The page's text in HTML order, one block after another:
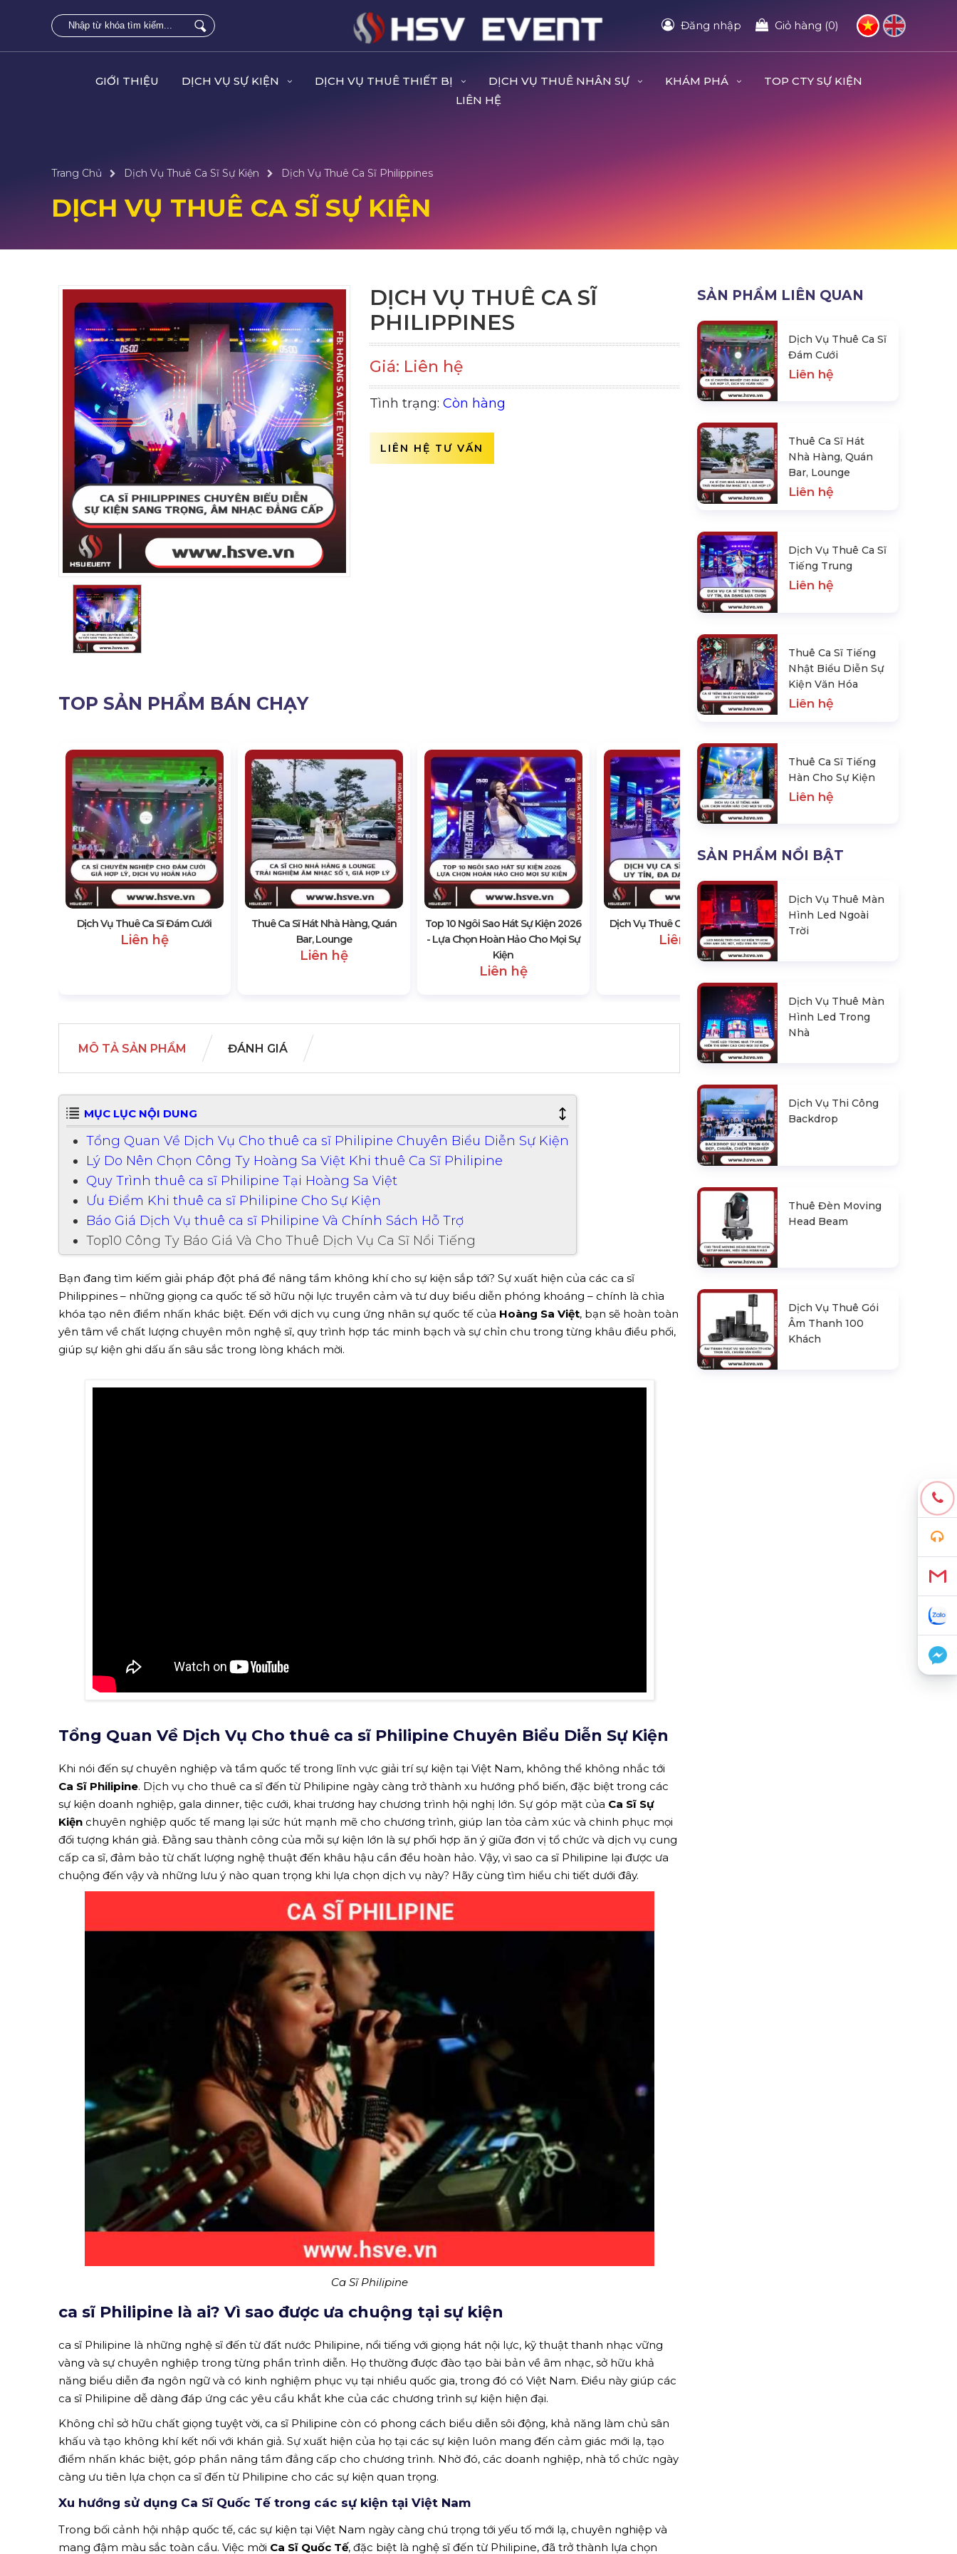
Đăng nhập Giỏ hàng (0)
GIỚI THIỆU DỊCH VỤ SỰ KIỆN DỊCH VỤ THUÊ THIẾT BỊ DỊCH VỤ THUÊ NHÂN SỰ KHÁM PHÁ
TOP CTY SỰ KIỆN
LIÊN HỆ
Trang Chủ Dịch Vụ Thuê Ca Sĩ Sự Kiện Dịch Vụ Thuê Ca Sĩ Philippines
DỊCH VỤ THUÊ CA SĨ SỰ KIỆN
DỊCH VỤ THUÊ CA SĨ
PHILIPPINES
Giá: Liên hệ
Tình trạng: Còn hàng
LIÊN HỆ TƯ VẤN
TOP SẢN PHẨM BÁN CHẠY
Dịch Vụ Thuê Ca Sĩ Đám Cưới
Liên hệ
Thuê Ca Sĩ Hát Nhà Hàng, Quán
Bar, Lounge
Liên hệ
Top 10 Ngôi Sao Hát Sự Kiện 2026
- Lựa Chọn Hoàn Hảo Cho Mọi Sự
Kiện
Liên hệ
Dịch Vụ Thuê Ca Sĩ Tiếng Trung
Liên hệ
Liên hệ
MÔ TẢ SẢN PHẨM ĐÁNH GIÁ
MỤC LỤC NỘI DUNG
Tổng Quan Về Dịch Vụ Cho thuê ca sĩ Philipine Chuyên Biểu Diễn Sự Kiện
Lý Do Nên Chọn Công Ty Hoàng Sa Việt Khi thuê Ca Sĩ Philipine
Quy Trình thuê ca sĩ Philipine Tại Hoàng Sa Việt
Ưu Điểm Khi thuê ca sĩ Philipine Cho Sự Kiện
Báo Giá Dịch Vụ thuê ca sĩ Philipine Và Chính Sách Hỗ Trợ
Top10 Công Ty Báo Giá Và Cho Thuê Dịch Vụ Ca Sĩ Nổi Tiếng
Bạn đang tìm kiếm giải pháp đột phá để nâng tầm không khí cho sự kiện sắp tới? Sự xuất hiện của các ca sĩ
Philippines – những giọng ca quốc tế sở hữu nội lực truyền cảm và tư duy biểu diễn phóng khoáng – chính là chìa
khóa tạo nên điểm nhấn khác biệt. Đến với dịch vụ cung ứng nhân sự quốc tế của Hoàng Sa Việt, bạn sẽ hoàn toàn
yên tâm về chất lượng chuyên môn nghệ sĩ, quy trình hợp tác minh bạch và sự chỉn chu trong từng khâu điều phối,
giúp sự kiện ghi dấu ấn sâu sắc trong lòng khách mời.
Tổng Quan Về Dịch Vụ Cho thuê ca sĩ Philipine Chuyên Biểu Diễn Sự Kiện
Khi nói đến sự chuyên nghiệp và tầm quốc tế trong lĩnh vực giải trí sự kiện tại Việt Nam, không thể không nhắc tới
Ca Sĩ Philipine. Dịch vụ cho thuê ca sĩ đến từ Philipine ngày càng trở thành xu hướng phổ biến, đặc biệt trong các
sự kiện doanh nghiệp, gala dinner, tiệc cưới, khai trương hay chương trình hội nghị lớn. Sự góp mặt của Ca Sĩ Sự
Kiện chuyên nghiệp quốc tế mang lại sức hút mạnh mẽ cho chương trình, giúp lan tỏa cảm xúc và chinh phục mọi
đối tượng khán giả. Đằng sau thành công của mỗi sự kiện lớn là sự phối hợp ăn ý giữa đơn vị tổ chức và dịch vụ cung
cấp ca sĩ, đảm bảo từ chất lượng nghệ thuật đến khâu hậu cần đều hoàn hảo. Vậy, vì sao ca sĩ Philipine lại được ưa
chuộng đến vậy và những lưu ý nào quan trọng khi lựa chọn dịch vụ này? Hãy cùng tìm hiểu chi tiết dưới đây.
Ca Sĩ Philipine
ca sĩ Philipine là ai? Vì sao được ưa chuộng tại sự kiện
ca sĩ Philipine là những nghệ sĩ đến từ đất nước Philipine, nổi tiếng với giọng hát nội lực, kỹ thuật thanh nhạc vững
vàng và sự chuyên nghiệp trong từng phần trình diễn. Họ thường được đào tạo bài bản về âm nhạc, sở hữu khả
năng biểu diễn đa ngôn ngữ và có kinh nghiệm phục vụ tại nhiều quốc gia, trong đó có Việt Nam. Điều này giúp các
ca sĩ Philipine dễ dàng đáp ứng các yêu cầu khắt khe của các chương trình sự kiện hiện đại.
Không chỉ sở hữu chất giọng tuyệt vời, ca sĩ Philipine còn có phong cách biểu diễn sôi động, khả năng làm chủ sân
khấu và tạo không khí kết nối với khán giả. Sự xuất hiện của họ tại các sự kiện luôn mang đến cảm giác mới lạ, tạo
điểm nhấn khác biệt, góp phần nâng tầm đẳng cấp cho chương trình. Nhờ đó, các doanh nghiệp, nhà tổ chức ngày
càng ưu tiên lựa chọn ca sĩ đến từ Philipine cho các sự kiện quan trọng.
Xu hướng sử dụng Ca Sĩ Quốc Tế trong các sự kiện tại Việt Nam
Trong bối cảnh hội nhập quốc tế, các sự kiện tại Việt Nam ngày càng chú trọng tới yếu tố mới lạ, chuyên nghiệp và
mang đậm màu sắc toàn cầu. Việc mời Ca Sĩ Quốc Tế, đặc biệt là nghệ sĩ đến từ Philipine, đã trở thành lựa chọn
SẢN PHẨM LIÊN QUAN
Dịch Vụ Thuê Ca Sĩ
Đám Cưới
Liên hệ
Thuê Ca Sĩ Hát
Nhà Hàng, Quán
Bar, Lounge
Liên hệ
Dịch Vụ Thuê Ca Sĩ
Tiếng Trung
Liên hệ
Thuê Ca Sĩ Tiếng
Nhật Biểu Diễn Sự
Kiện Văn Hóa
Liên hệ
Thuê Ca Sĩ Tiếng
Hàn Cho Sự Kiện
Liên hệ
SẢN PHẨM NỔI BẬT
Dịch Vụ Thuê Màn
Hình Led Ngoài
Trời
Dịch Vụ Thuê Màn
Hình Led Trong
Nhà
Dịch Vụ Thi Công
Backdrop
Thuê Đèn Moving
Head Beam
Dịch Vụ Thuê Gói
Âm Thanh 100
Khách